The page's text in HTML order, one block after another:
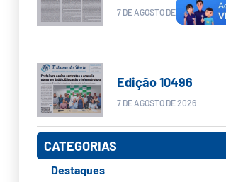
7 DE AGOSTO DE 2026
Edição 10496
7 DE AGOSTO DE 2026
CATEGORIAS
Destaques